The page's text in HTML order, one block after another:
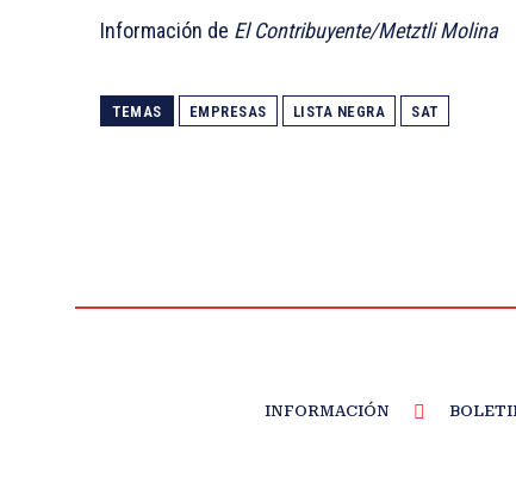
Información de El Contribuyente/Metztli Molina
TEMAS EMPRESAS LISTA NEGRA SAT
INFORMACIÓN